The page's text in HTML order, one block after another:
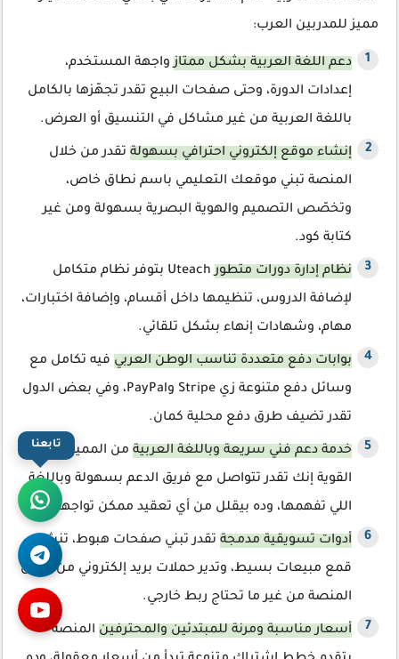
مميز للمدربين العرب:
دعم اللغة العربية بشكل ممتازواجهة المستخدم،
إعدادات الدورة، وحتى صفحات البيع تقدر تجهّزها بالكامل
باللغة العربية من غير مشاكل في التنسيق أو العرض.
إنشاء موقع إلكتروني احترافي بسهولة تقدر من خلال
المنصة تبني موقعك التعليمي باسم نطاق خاص،
وتخصّص التصميم والهوية البصرية بسهولة ومن غير
كتابة كود.
نظام إدارة دورات متطور
Uteach بتوفر نظام متكامل
لإضافة الدروس، تنظيمها داخل أقسام، وإضافة اختبارات،
مهام، وشهادات إنهاء بشكل تلقائي.
بوابات دفع متعددة تناسب الوطن العربي فيه تكامل مع
وسائل دفع متنوعة زي Stripe وPayPal، وفي بعض الدول
تقدر تضيف طرق دفع محلية كمان.
خدمة دعم فني سريعة وباللغة العربية من المميزات
القوية إنك تقدر تتواصل مع فريق الدعم بسهولة وباللغة
اللي تفهمها، وده بيقلل من أي تعقيد ممكن تواجهه.
أدوات تسويقية مدمجة تقدر تبني صفحات هبوط، تنشئ
قمع مبيعات بسيط، وتدير حملات بريد إلكتروني من نفس
المنصة من غير ما تحتاج ربط خارجي.
أسعار مناسبة ومرنة للمبتدئين والمحترفين المنصة
تابعنا